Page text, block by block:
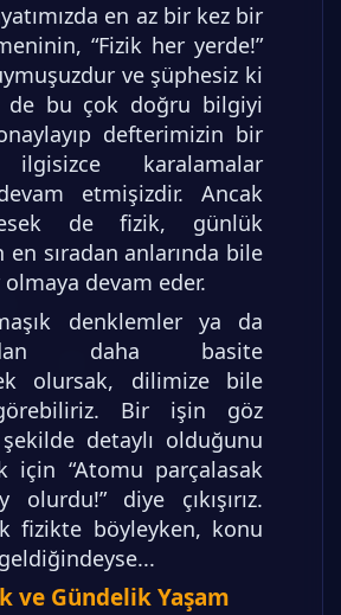
en az bir kez bir
“Fizik her yerde!”
ve şüphesiz ki
de bu çok doğru bilgiyi
defterimizin bir
ilgisizce karalamalar
etmişizdir. Ancak
de fizik, günlük
en sıradan anlarında bile
olmaya devam eder.
denklemler ya da
daha basite
olursak, dilimize bile
görebiliriz. Bir işin göz
detaylı olduğunu
için “Atomu parçalasak
olurdu!” diye çıkışırız.
fizikte böyleyken, konu
ve Gündelik Yaşam